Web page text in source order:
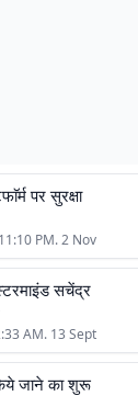
पर सुरक्षा
11:10 PM. 2 Nov
सचेंद्र
AM. 13 Sept
जाने का शुरू